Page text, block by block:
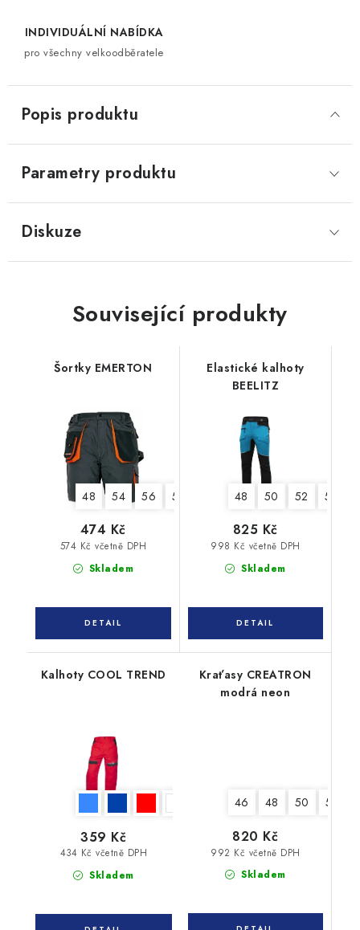
INDIVIDUÁLNÍ NABÍDKA
pro všechny velkoodběratele
Popis produktu
Parametry produktu
Diskuze
Související produkty
Šortky EMERTON
48 54 56 58
Skladem
574 Kč včetně DPH
474 Kč
Elastické kalhoty
BEELITZ
48 50 52 54
Skladem
998 Kč včetně DPH
825 Kč
Kalhoty COOL TREND
Skladem
434 Kč včetně DPH
359 Kč
Kraťasy CREATRON
modrá neon
46 48 50 52
Skladem
992 Kč včetně DPH
820 Kč